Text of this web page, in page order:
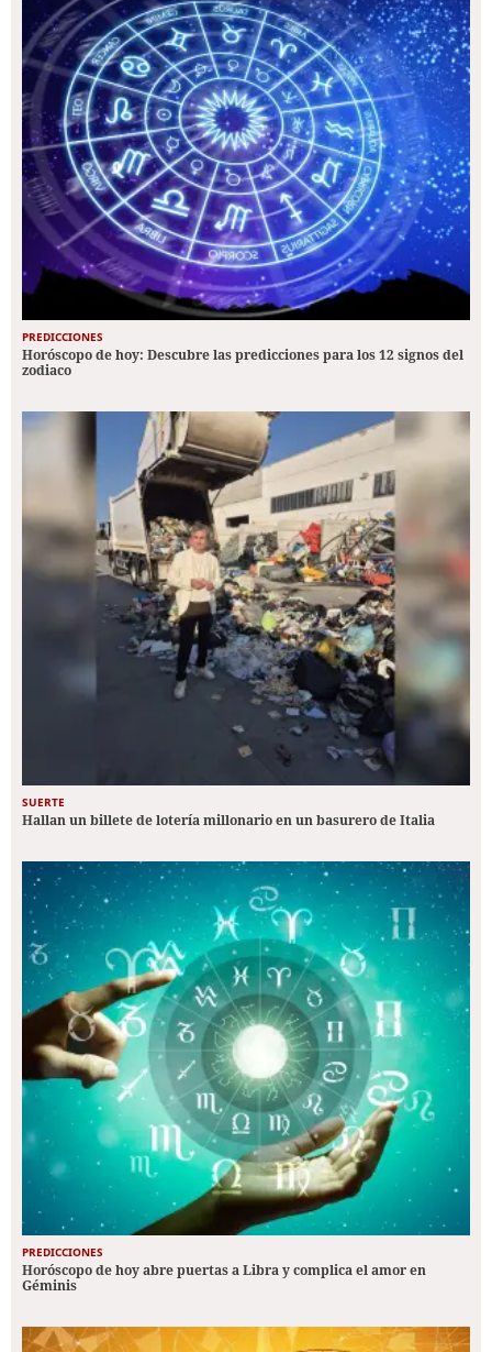
PREDICCIONES
Horóscopo de hoy: Descubre las predicciones para los 12 signos del
zodiaco
SUERTE
Hallan un billete de lotería millonario en un basurero de Italia
PREDICCIONES
Horóscopo de hoy abre puertas a Libra y complica el amor en
Géminis